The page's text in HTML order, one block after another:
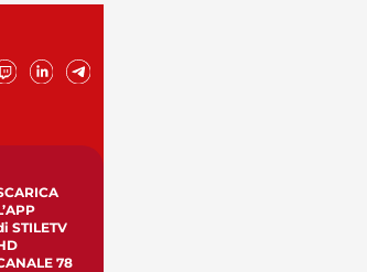
STILETV
78